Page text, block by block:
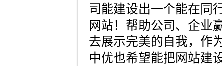
司能建设出一个能在同
网站！帮助公司、企业
去展示完美的自我，作
中优也希望能把网站建